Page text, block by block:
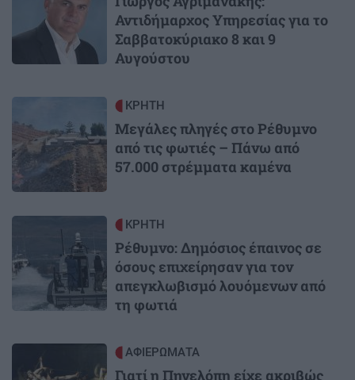
Αντιδήμαρχος Υπηρεσίας για το
Σαββατοκύριακο 8 και 9
Αυγούστου
ΚΡΗΤΗ
Μεγάλες πληγές στο Ρέθυμνο
από τις φωτιές – Πάνω από
57.000 στρέμματα καμένα
ΚΡΗΤΗ
Ρέθυμνο: Δημόσιος έπαινος σε
όσους επιχείρησαν για τον
απεγκλωβισμό λουόμενων από
τη φωτιά
ΑΦΙΕΡΩΜΑΤΑ
Γιατί η Πηνελόπη είχε ακριβώς